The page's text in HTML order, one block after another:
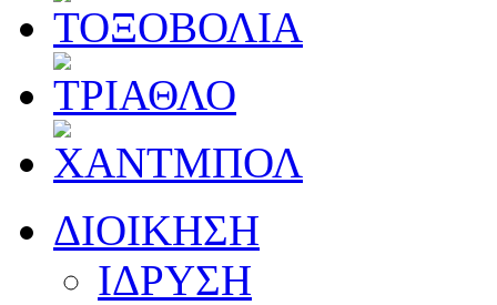
ΔΙΟΙΚΗΣΗ
ΙΔΡΥΣΗ